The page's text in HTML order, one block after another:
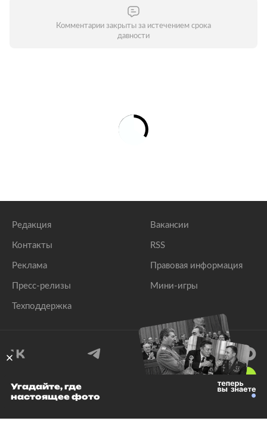
Комментарии закрыты за истечением срока
давности
Редакция
Контакты
Реклама
Пресс-релизы
Техподдержка
Вакансии
RSS
Правовая информация
Мини-игры
© 1999–2026 Все права защищены.
Угадайте, где
настоящее фото